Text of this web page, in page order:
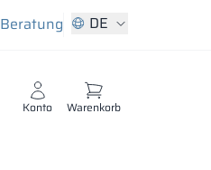
Beratung DE
Konto Warenkorb